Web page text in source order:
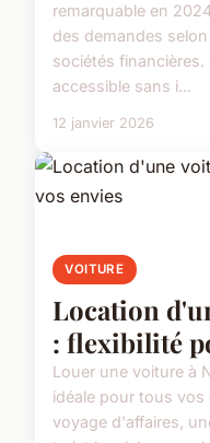
remarquable en
des demandes
sociétés
accessible sans i...
12 janvier 2026
VOITURE
Location
: flexibilité
Louer une voiture à
idéale pour tous
voyage d'affaires,